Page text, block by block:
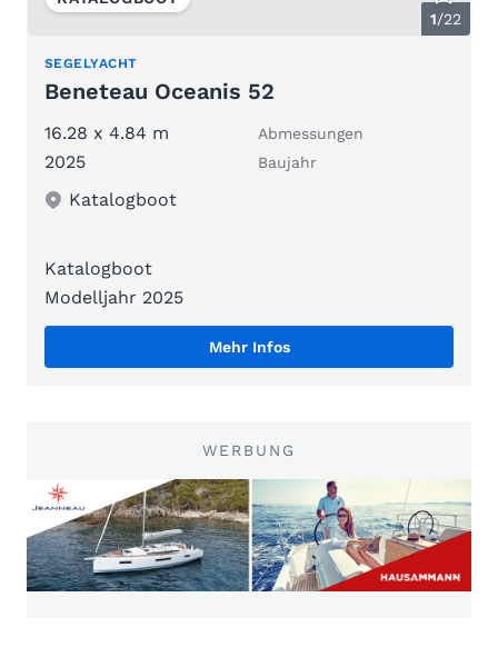
1/22
SEGELYACHT
Beneteau Oceanis 52
16.28 x 4.84 m Abmessungen
2025 Baujahr
Katalogboot
Katalogboot
Modelljahr 2025
Mehr Infos
WERBUNG